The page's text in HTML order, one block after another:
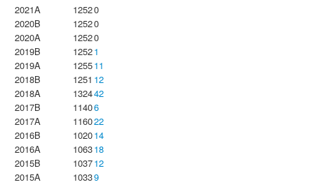
2021A
12520
2020B
12520
2020A
12520
2019B
12521
2019A
125511
2018B
1251 12
2018A
132442
2017B
11406
2017A
116022
2016B
102014
2016A
106318
2015B
103712
2015A
10339